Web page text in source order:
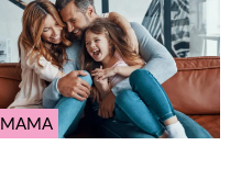
MAMA